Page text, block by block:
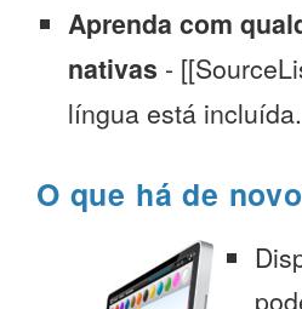
Aprenda com
nativas -
língua está incluída.
O que há de